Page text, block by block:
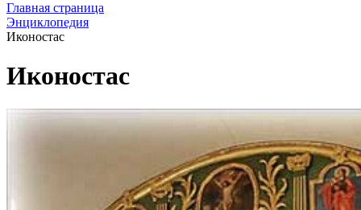
Главная страница
Энциклопедия
Иконостас
Иконостас